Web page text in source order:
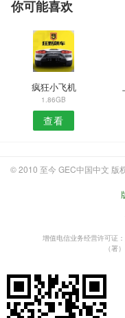
你可能喜欢
疯狂小飞机
1.86GB
查看
© 2010 至今 GEC中国中文 版
增值电信业务经营许可证
（署